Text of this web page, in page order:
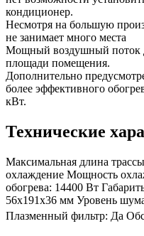
кондиционер.
Несмотря на большую
не занимает много места
Мощный воздушный поток
площади помещения.
Дополнительно
более эффективного
кВт.
Технические
Максимальная длина
охлаждение Мощность
обогрева: 14400 Вт
56x191x36 мм Уровень
Плазменный фильтр: Да